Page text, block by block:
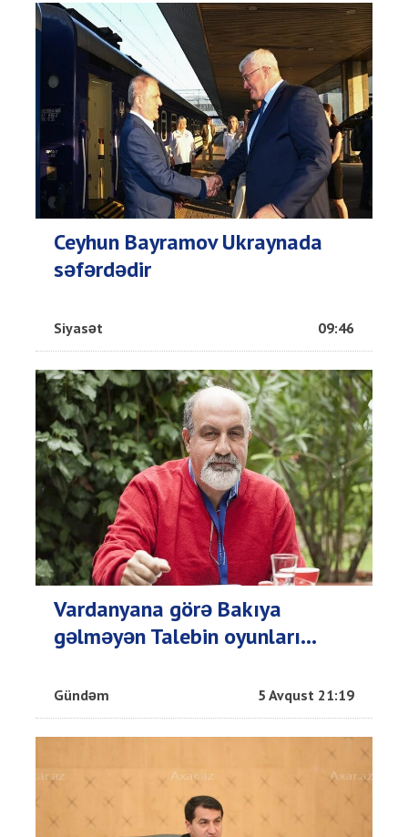
Ceyhun Bayramov Ukraynada
səfərdədir
Siyasət 09:46
Vardanyana görə Bakıya
gəlməyən Talebin oyunları...
Gündəm 5 Avqust 21:19